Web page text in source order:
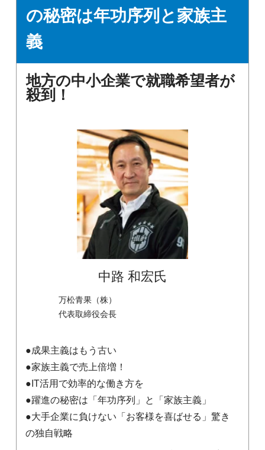
の秘密は年功序列と家族主
義
地方の中小企業で就職希望者が
殺到！
中路 和宏氏
万松青果（株）
代表取締役会長
●成果主義はもう古い
●家族主義で売上倍増！
●IT活用で効率的な働き方を
●躍進の秘密は「年功序列」と「家族主義」
●大手企業に負けない「お客様を喜ばせる」驚き
の独自戦略